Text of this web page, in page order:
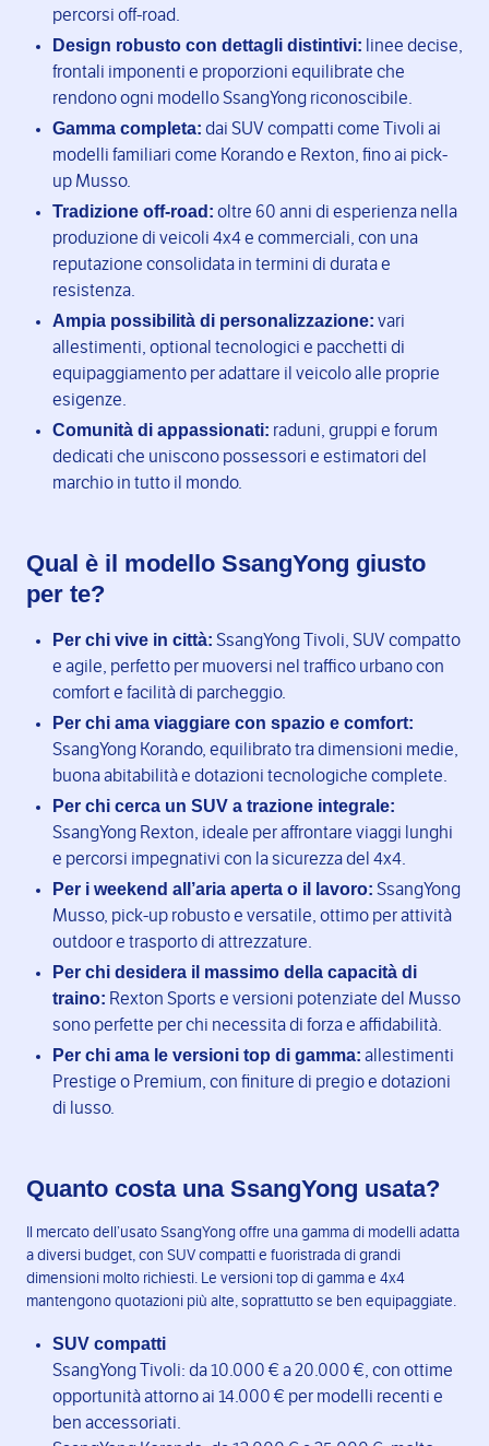
percorsi off-road.
Design robusto con dettagli distintivi: linee decise,
frontali imponenti e proporzioni equilibrate che
rendono ogni modello SsangYong riconoscibile.
Gamma completa: dai SUV compatti come Tivoli ai
modelli familiari come Korando e Rexton, fino ai pick-
up Musso.
Tradizione off-road: oltre 60 anni di esperienza nella
produzione di veicoli 4x4 e commerciali, con una
reputazione consolidata in termini di durata e
resistenza.
Ampia possibilità di personalizzazione: vari
allestimenti, optional tecnologici e pacchetti di
equipaggiamento per adattare il veicolo alle proprie
esigenze.
Comunità di appassionati: raduni, gruppi e forum
dedicati che uniscono possessori e estimatori del
marchio in tutto il mondo.
Qual è il modello SsangYong giusto
per te?
Per chi vive in città: SsangYong Tivoli, SUV compatto
e agile, perfetto per muoversi nel traffico urbano con
comfort e facilità di parcheggio.
Per chi ama viaggiare con spazio e comfort:
SsangYong Korando, equilibrato tra dimensioni medie,
buona abitabilità e dotazioni tecnologiche complete.
Per chi cerca un SUV a trazione integrale:
SsangYong Rexton, ideale per affrontare viaggi lunghi
e percorsi impegnativi con la sicurezza del 4x4.
Per i weekend all’aria aperta o il lavoro: SsangYong
Musso, pick-up robusto e versatile, ottimo per attività
outdoor e trasporto di attrezzature.
Per chi desidera il massimo della capacità di
traino: Rexton Sports e versioni potenziate del Musso
sono perfette per chi necessita di forza e affidabilità.
Per chi ama le versioni top di gamma: allestimenti
Prestige o Premium, con finiture di pregio e dotazioni
di lusso.
Quanto costa una SsangYong usata?
Il mercato dell’usato SsangYong offre una gamma di modelli adatta
a diversi budget, con SUV compatti e fuoristrada di grandi
dimensioni molto richiesti. Le versioni top di gamma e 4x4
mantengono quotazioni più alte, soprattutto se ben equipaggiate.
SUV compatti
SsangYong Tivoli: da 10.000 € a 20.000 €, con ottime
opportunità attorno ai 14.000 € per modelli recenti e
ben accessoriati.